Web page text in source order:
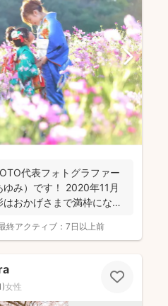
代表フォトグラファー
み）です！ 2020年11月
おかげさまで満枠になり
終アクティブ： 7日以上前
)女性